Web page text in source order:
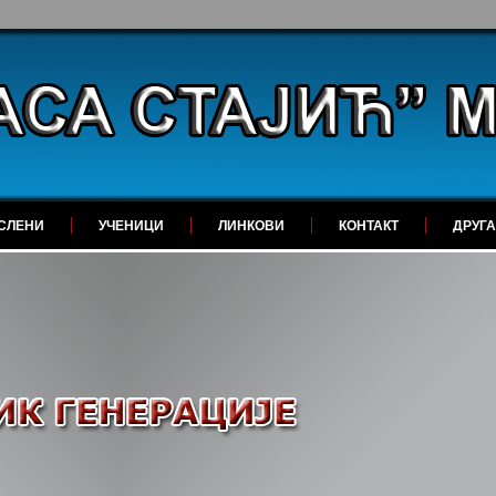
УЧЕНИЦИ ЛИНКОВИ КОНТАКТ